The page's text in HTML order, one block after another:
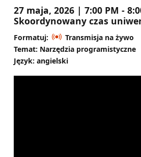
27 maja, 2026 | 7:00 PM -
Skoordynowany czas
Formatuj:
Transmisja na żywo
Temat: Narzędzia programistyczne
Język: angielski